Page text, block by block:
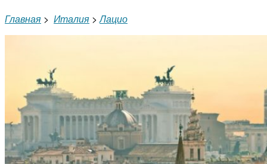
Главная > Италия >Лацио